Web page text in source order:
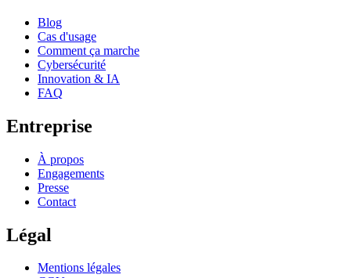
Blog
Cas d'usage
Comment ça marche
Cybersécurité
Innovation & IA
FAQ
Entreprise
À propos
Engagements
Presse
Contact
Légal
Mentions légales